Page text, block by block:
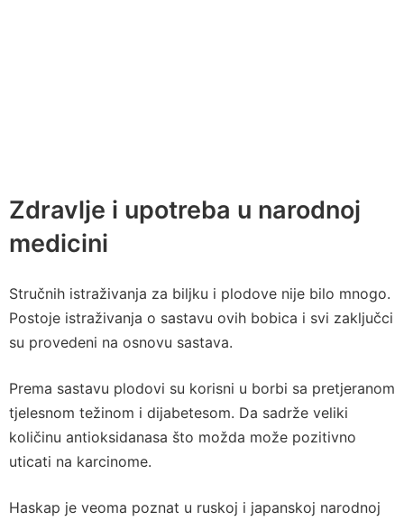
Zdravlje i upotreba u narodnoj
medicini
Stručnih istraživanja za biljku i plodove nije bilo mnogo.
Postoje istraživanja o sastavu ovih bobica i svi zaključci
su provedeni na osnovu sastava.
Prema sastavu plodovi su korisni u borbi sa pretjeranom
tjelesnom težinom i dijabetesom. Da sadrže veliki
količinu antioksidanasa što možda može pozitivno
uticati na karcinome.
Haskap je veoma poznat u ruskoj i japanskoj narodnoj